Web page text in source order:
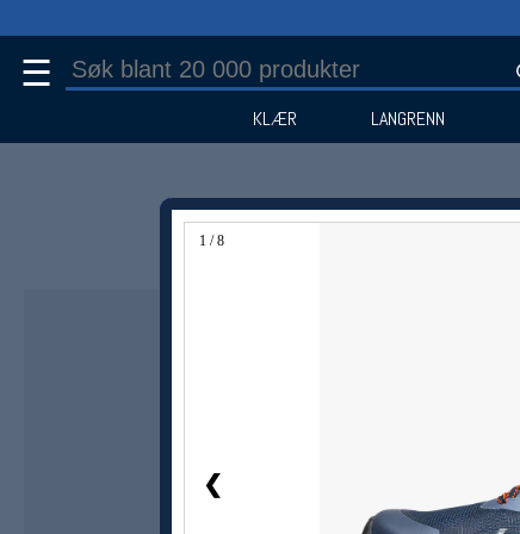
1 / 8
❮
☰
KLÆR LANGRENN